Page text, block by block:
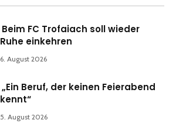
Beim FC Trofaiach soll wieder
Ruhe einkehren
6. August 2026
„Ein Beruf, der keinen Feierabend
kennt“
5. August 2026